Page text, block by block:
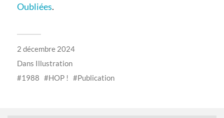
Oubliées.
2 décembre 2024
Dans Illustration
1988
HOP ! Publication